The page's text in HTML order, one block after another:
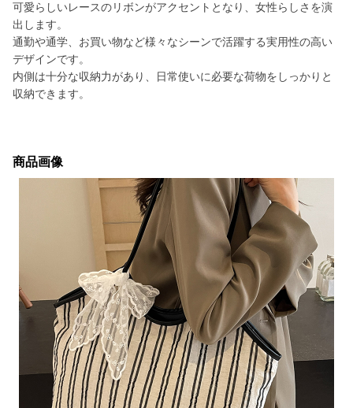
可愛らしいレースのリボンがアクセントとなり、女性らしさを演
出します。
通勤や通学、お買い物など様々なシーンで活躍する実用性の高い
デザインです。
内側は十分な収納力があり、日常使いに必要な荷物をしっかりと
収納できます。
商品画像